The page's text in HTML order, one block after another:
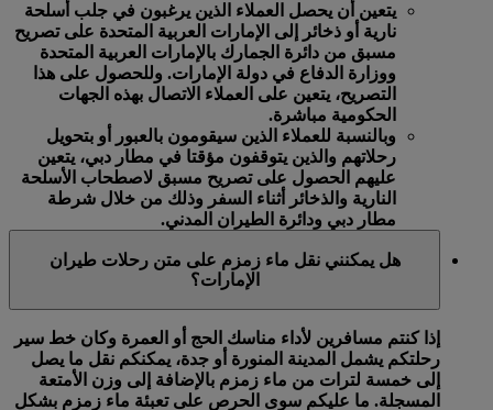
يتعين أن يحصل العملاء الذين يرغبون في جلب أسلحة
نارية أو ذخائر إلى الإمارات العربية المتحدة على تصريح
مسبق من دائرة الجمارك بالإمارات العربية المتحدة
ووزارة الدفاع في دولة الإمارات. وللحصول على هذا
التصريح، يتعين على العملاء الاتصال بهذه الجهات
الحكومية مباشرة.
وبالنسبة للعملاء الذين سيقومون بالعبور أو بتحويل
رحلاتهم والذين يتوقفون مؤقتا في مطار دبي، يتعين
عليهم الحصول على تصريح مسبق لاصطحاب الأسلحة
النارية والذخائر أثناء السفر وذلك من خلال شرطة
مطار دبي ودائرة الطيران المدني.
هل يمكنني نقل ماء زمزم على متن رحلات طيران
الإمارات؟
إذا كنتم مسافرين لأداء مناسك الحج أو العمرة وكان خط سير
رحلتكم يشمل المدينة المنورة أو جدة، يمكنكم نقل ما يصل
إلى خمسة لترات من ماء زمزم بالإضافة إلى وزن الأمتعة
المسجلة. ما عليكم سوى الحرص على تعبئة ماء زمزم بشكل